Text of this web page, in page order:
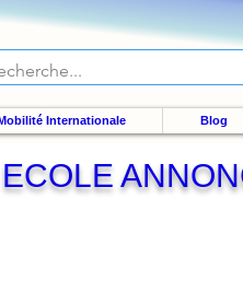
Internationale Blog
ECOLE